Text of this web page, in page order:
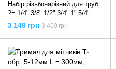
Набір різьбонарізний для труб
?= 1/4" 3/8" 1/2" 3/4" 1" 5/4". 7
шт., YT-2900 YATO
3 149 грн 3 400 грн